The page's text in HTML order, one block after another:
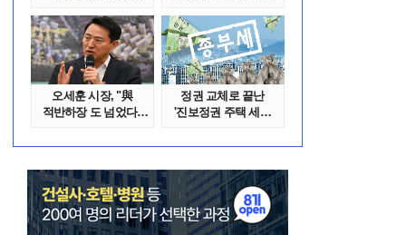
오세훈 시장, "與
적반하장 도 넘었다"
정권 교체로 끝난
'진보정권 주택 세금